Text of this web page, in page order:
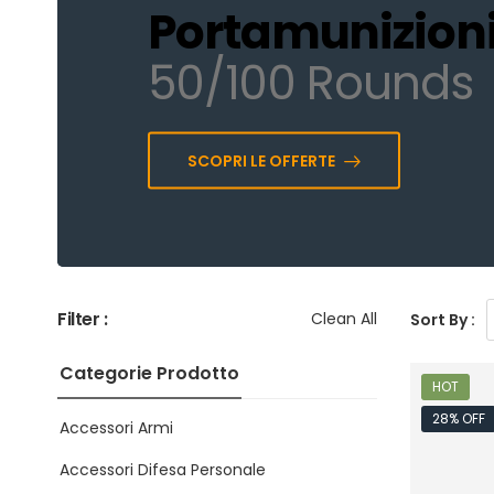
50/100 Rounds
SCOPRI LE OFFERTE
Filter : Clean All
Categorie Prodotto
Accessori Armi
Accessori Difesa Personale
Sort By :
HOT
28% OFF